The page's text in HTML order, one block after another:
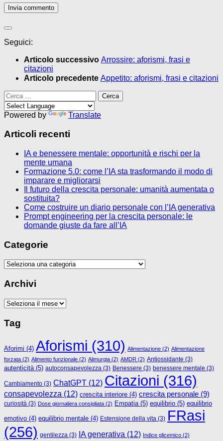
Seguici:
Articolo successivo Arrossire: aforismi, frasi e
citazioni
Articolo precedente Appetito: aforismi, frasi e citazioni
Ricerca
per:
Powered by
Translate
Articoli recenti
IA e benessere mentale: opportunità e rischi per la
mente umana
Formazione 5.0: come l’IA sta trasformando il modo di
imparare e migliorarsi
Il futuro della crescita personale: umanità aumentata o
sostituita?
Come costruire un diario personale con l’IA generativa
Prompt engineering per la crescita personale: le
domande giuste da fare all’IA
Categorie
Categorie
Archivi
Archivi
Tag
Aforimi (4) Aforismi (310) Alimentazione (2) Alimentazione
forzata (2) Alimento funzionale (2) Alimurgia (2) AMDR (2) Antiossidante (3)
autenticità(5) autoconsapevolezza (3) Benessere (3) benessere mentale (3)
Cambiamento (3) ChatGPT (12) Citazioni (316)
consapevolezza (12) crescita interiore (4) crescita personale (9)
curiosità (3) Dose giornaliera consigliata (2) Empatia(5) equilibrio (5) equilibrio
emotivo (4) equilibrio mentale (4) Estensione della vita (3) FRasi
(256) gentilezza (3) IA generativa (12) Indice glicemico (2)